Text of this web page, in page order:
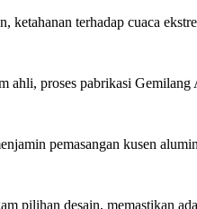
ketahanan terhadap cuaca
ahli, proses pabrikasi
pemasangan kusen
pilihan desain, memastikan